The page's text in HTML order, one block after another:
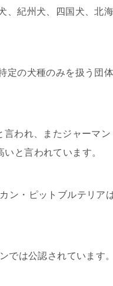
、紀州犬、四国犬、北海
定の犬種のみを扱う団体
われ、またジャーマン
と言われています。
ン・ピットブルテリア
では公認されています。